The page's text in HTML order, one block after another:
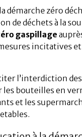
démarche zéro
de déchets à la
gaspillage
incitatives
l’interdiction
les bouteilles en
et les